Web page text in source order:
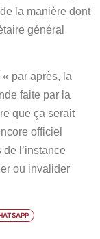
la manière dont
général
par après, la
faite par la
que ça serait
officiel
l’instance
ou invalider